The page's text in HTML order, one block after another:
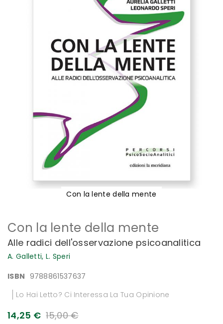
Con la lente della mente
Alle radici dell'osservazione psicoanalitica
A. Galletti, L. Speri
ISBN 9788861537637
Lo Hai Letto? Ci Interessa La Tua Opinione
14,25 € 15,00 €
Con la lente della mente
all'inizio
galleria
di